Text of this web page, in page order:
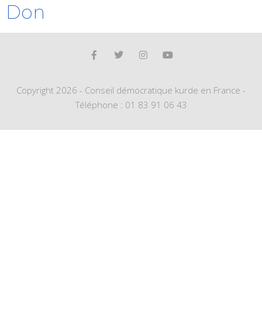
Don
Copyright 2026 - Conseil démocratique kurde en France -
Téléphone : 01 83 91 06 43